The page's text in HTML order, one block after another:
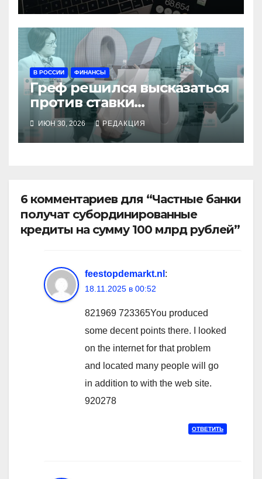
В РОССИИ ФИНАНСЫ
Греф решился высказаться
против ставки
Набиуллиной
ИЮН 30, 2026 РЕДАКЦИЯ
6 комментариев для “Частные банки
получат субординированные
кредиты на сумму 100 млрд рублей”
feestopdemarkt.nl :
18.11.2025 в 00:52
821969 723365You produced
some decent points there. I looked
on the internet for that problem
and located many people will go
in addition to with the web site.
920278
ОТВЕТИТЬ